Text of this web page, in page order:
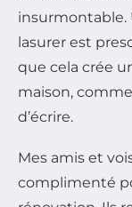
insurmontable.
lasurer est
que cela crée
maison,
d’écrire.
Mes amis et
complimenté